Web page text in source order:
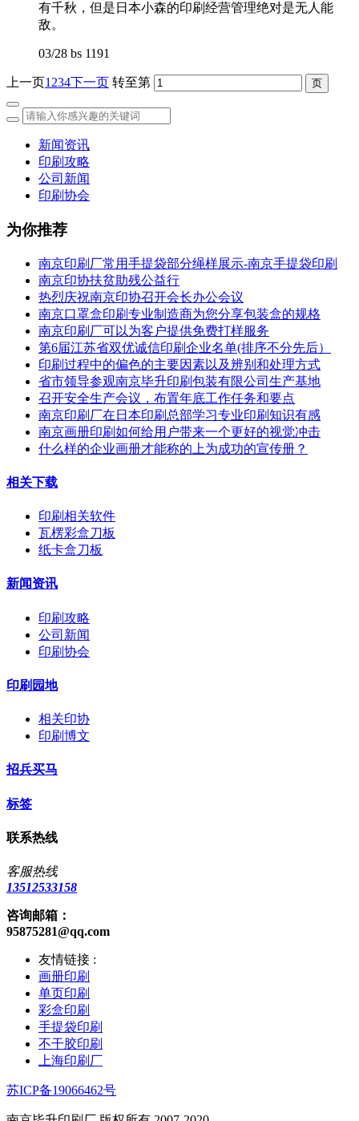
有千秋，但是日本小森的印刷经营管理绝对是无人能
敌。
03/28 bs 1191
上一页1 234下一页 转至第
新闻资讯
印刷攻略
公司新闻
印刷协会
为你推荐
南京印刷厂常用手提袋部分绳样展示-南京手提袋印刷
南京印协扶贫助残公益行
热烈庆祝南京印协召开会长办公会议
南京口罩盒印刷专业制造商为您分享包装盒的规格
南京印刷厂可以为客户提供免费打样服务
第6届江苏省双优诚信印刷企业名单(排序不分先后）
印刷过程中的偏色的主要因素以及辨别和处理方式
省市领导参观南京毕升印刷包装有限公司生产基地
召开安全生产会议，布置年底工作任务和要点
南京印刷厂在日本印刷总部学习专业印刷知识有感
南京画册印刷如何给用户带来一个更好的视觉冲击
什么样的企业画册才能称的上为成功的宣传册？
相关下载
印刷相关软件
瓦楞彩盒刀板
纸卡盒刀板
新闻资讯
印刷攻略
公司新闻
印刷协会
印刷园地
相关印协
印刷博文
招兵买马
标签
联系热线
客服热线
13512533158
咨询邮箱：
95875281@qq.com
友情链接 :
画册印刷
单页印刷
彩盒印刷
手提袋印刷
不干胶印刷
上海印刷厂
苏ICP备19066462号